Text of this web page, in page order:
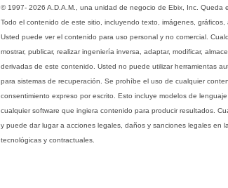
© 1997- 2026 A.D.A.M., una unidad de negocio de Ebix, Inc. Queda
Todo el contenido de este sitio, incluyendo texto, imágenes,
Usted puede ver el contenido para uso personal y no comercial.
mostrar, publicar, realizar ingeniería inversa, adaptar, modificar,
derivadas de este contenido. Usted no puede utilizar herramientas
para sistemas de recuperación. Se prohíbe el uso de cualquier
consentimiento expreso por escrito. Esto incluye modelos de
cualquier software que ingiera contenido para producir resultados.
y puede dar lugar a acciones legales, daños y sanciones legales en
tecnológicas y contractuales.